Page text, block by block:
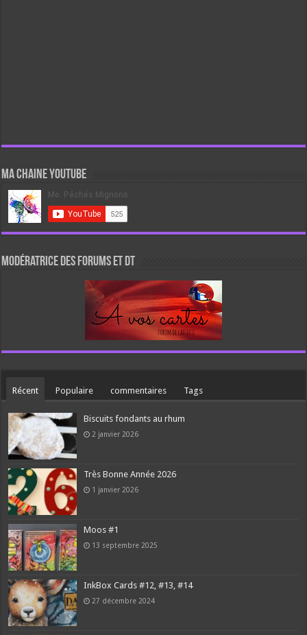
Ma chaine Youtube
Modératrice des forums et DT
Récent Populaire commentaires Tags
Biscuits fondants au rhum
2 janvier 2026
Très Bonne Année 2026
1 janvier 2026
Moos #1
13 septembre 2025
InkBox Cards #12, #13, #14
27 décembre 2024